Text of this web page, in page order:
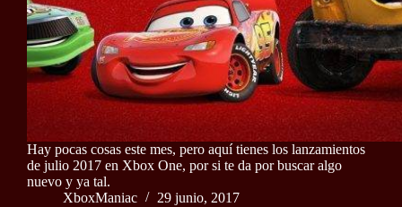
Hay pocas cosas este mes, pero aquí tienes los lanzamientos
de julio 2017 en Xbox One, por si te da por buscar algo
nuevo y ya tal.
XboxManiac
29 junio, 2017